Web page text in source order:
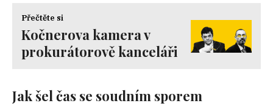
Přečtěte si
Kočnerova kamera v
prokurátorově kanceláři
Jak šel čas se soudním sporem